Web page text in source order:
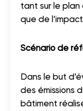
tant sur le
que de
Scénario de
Dans le but
des émissions
bâtiment